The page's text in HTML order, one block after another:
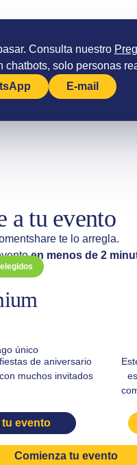
Consulta nuestro
chatbots, solo personas
E-mail
a tu evento
te lo arregla.
en menos de 2
único
de aniversario
muchos invitados
evento
Comienza tu evento